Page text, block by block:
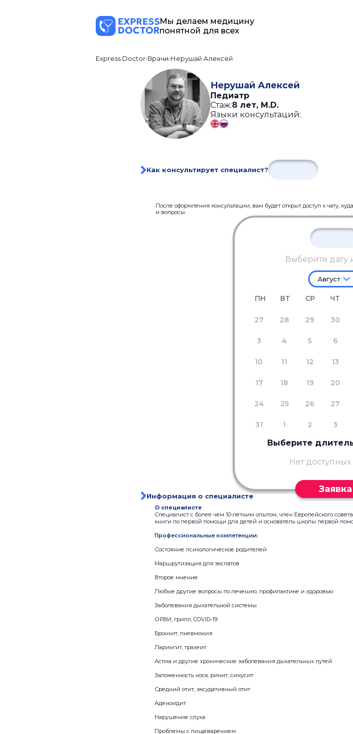
Мы делаем медицину
понятной для всех
Express Doctor Врачи Нерушай Алексей
Нерушай Алексей
Педиатр
Стаж:8 лет, M.D.
Языки консультаций:
Как консультирует специалист?
После оформления консультации, вам будет открыт доступ к чату,
и вопросы.
Выберите дату
Август
ПН ВТ СР ЧТ
27 28 29 30
3 4 5 6
10 11 12 13
17 18 19 20
24 25 26 27
31 1 2 3
Выберите
Нет доступных
Заявка
Информация о специалисте
О специалисте
Специалист с более чем 10-летним опытом, член Европейского
книги по первой помощи для детей и основатель школы первой
Профессиональные компетенции:
Состояние психологическое родителей
Маршрутизация для экспатов
Второе мнение
Любые другие вопросы по лечению, профилактике и здоровью
Заболевания дыхательной системы
ОРВИ, грипп, COVID-19
Бронхит, пневмония
Ларингит, трахеит
Астма и другие хронические заболевания дыхательных путей
Заложенность носа, ринит, синусит
Средний отит, эксудативный отит
Аденоидит
Нарушение слуха
Проблемы с пищеварением